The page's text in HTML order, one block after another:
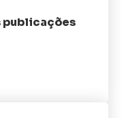
publicações